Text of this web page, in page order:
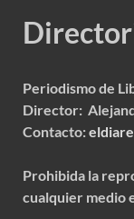
Periodismo de
Director:
Contacto:
Prohibida la
cualquier medio